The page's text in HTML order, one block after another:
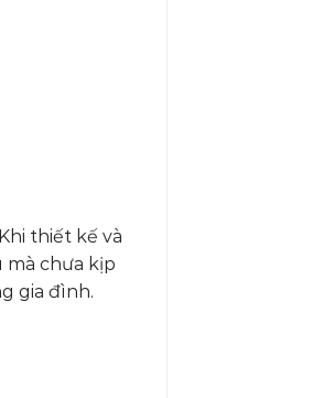
thiết kế và
mà chưa kịp
gia đình.